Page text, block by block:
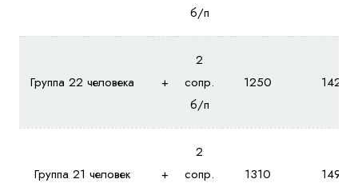
б/п
Группа 22 человека +
2
сопр.
б/п
1250 1420
Группа 21 человек +
2
сопр.
1310 1490